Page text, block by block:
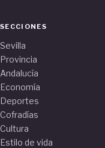
SECCIONES
Sevilla
Provincia
Andalucía
Economía
Deportes
Cofradías
Cultura
Estilo de vida